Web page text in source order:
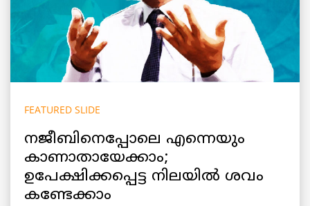
FEATURED SLIDE
നജീബിനെപ്പോലെ എന്നെയും
കാണാതായേക്കാം;
ഉപേക്ഷിക്കപ്പെട്ട നിലയിൽ ശവം
കണ്ടേക്കാം